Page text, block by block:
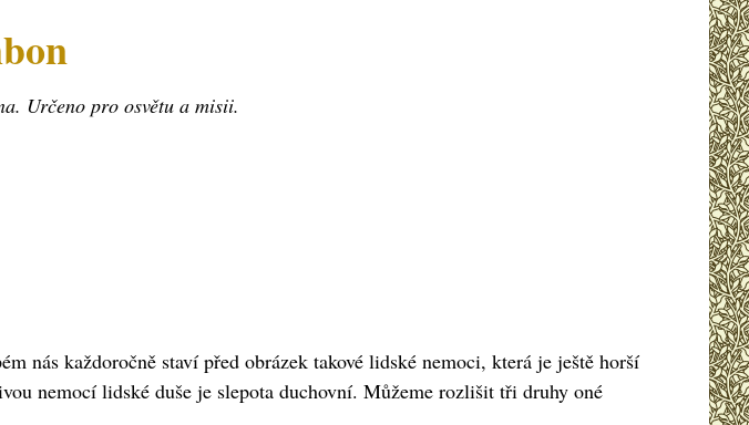
Určeno pro osvětu a misii.
nás každoročně staví před obrázek takové lidské nemoci, která je ještě horší
nemocí lidské duše je slepota duchovní. Můžeme rozlišit tři druhy oné